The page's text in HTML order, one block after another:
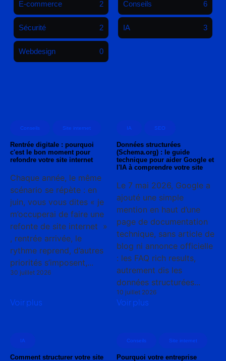
E-commerce 2 Conseils 6
Sécurité 2 IA 3
Webdesign 0
Conseils Site internet
Rentrée digitale : pourquoi
c'est le bon moment pour
refondre votre site internet
Chaque année, le même
scénario se répète : en
juin, vous vous dites « je
m’occuperai de faire une
refonte de site internet »
, rentrée arrivée, le
rythme reprend, d’autres
priorités s’imposent,...
30 juillet 2026
Voir plus
IA SEO
Données structurées
(Schema.org) : le guide
technique pour aider Google et
l'IA à comprendre votre site
Le 7 mai 2026, Google a
ajouté une simple
mention en haut d’une
page de documentation
technique, sans article de
blog ni annonce officielle
: les FAQ rich results,
autrement dis les
données structurées...
10 juillet 2026
Voir plus
IA
Comment structurer votre site
Conseils Site internet
Pourquoi votre entreprise